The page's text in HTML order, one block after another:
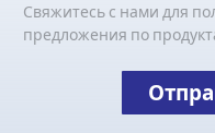
Свяжитесь с нами для
предложения по